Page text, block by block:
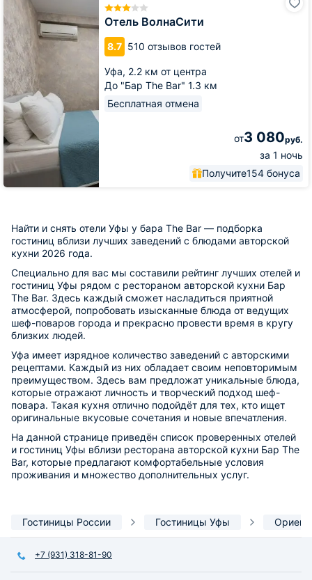
Отель ВолнаСити
8.7 510 отзывов гостей
Уфа, 2.2 км от центра
До "Бар The Bar" 1.3 км
Бесплатная отмена
от3 080руб.
за 1 ночь
Получите154 бонуса
ВолнаСити
Найти и снять отели Уфы у бара The Bar — подборка
гостиниц вблизи лучших заведений с блюдами авторской
кухни 2026 года.
Специально для вас мы составили рейтинг лучших отелей и
гостиниц Уфы рядом с рестораном авторской кухни Бар
The Bar. Здесь каждый сможет насладиться приятной
атмосферой, попробовать изысканные блюда от ведущих
шеф-поваров города и прекрасно провести время в кругу
близких людей.
Уфа имеет изрядное количество заведений с авторскими
рецептами. Каждый из них обладает своим неповторимым
преимуществом. Здесь вам предложат уникальные блюда,
которые отражают личность и творческий подход шеф-
повара. Такая кухня отлично подойдёт для тех, кто ищет
оригинальные вкусовые сочетания и новые впечатления.
На данной странице приведён список проверенных отелей
и гостиниц Уфы вблизи ресторана авторской кухни Бар The
Bar, которые предлагают комфортабельные условия
проживания и множество дополнительных услуг.
Гостиницы России Гостиницы Уфы
+7 (931) 318-81-90